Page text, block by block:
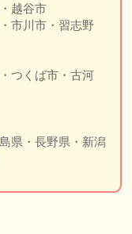
越谷市
市川市・習志野
つくば市・古河
県・長野県・新潟